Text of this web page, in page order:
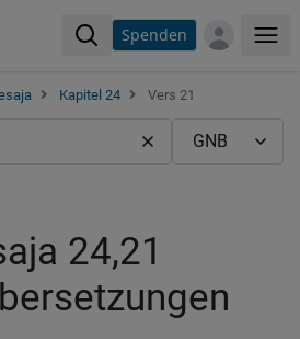
Spenden
Kapitel 24 Vers 21
24,21